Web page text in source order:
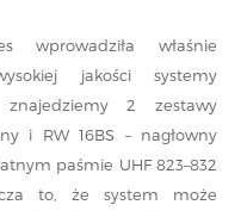
wprowadziła właśnie
jakości systemy
2 zestawy
i RW 16BS – nagłowny
paśmie UHF 823–832
to, że system może